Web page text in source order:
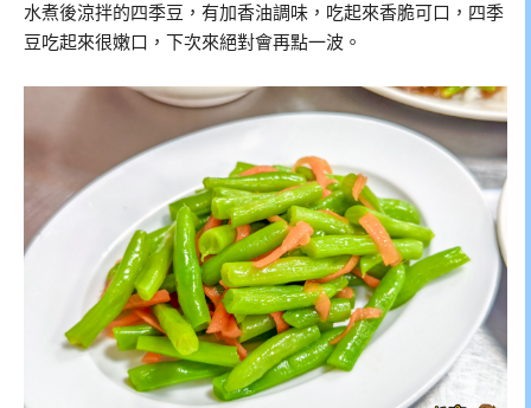
水煮後涼拌的四季豆，有加香油調味，吃起來香脆可口，四季
豆吃起來很嫩口，下次來絕對會再點一波。